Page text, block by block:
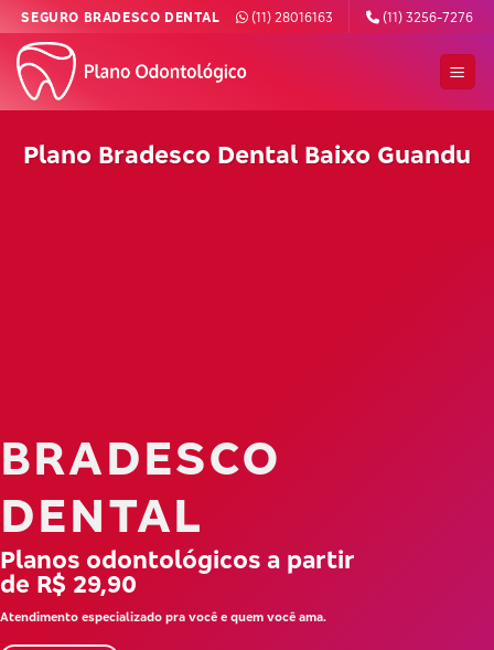
Skip
content
SEGURO BRADESCO DENTAL (11) 28016163 (11) 3256-7276
Plano Bradesco Dental Baixo Guandu
BRADESCO
DENTAL
Planos odontológicos a partir
de R$ 29,90
Atendimento especializado pra você e quem você ama.